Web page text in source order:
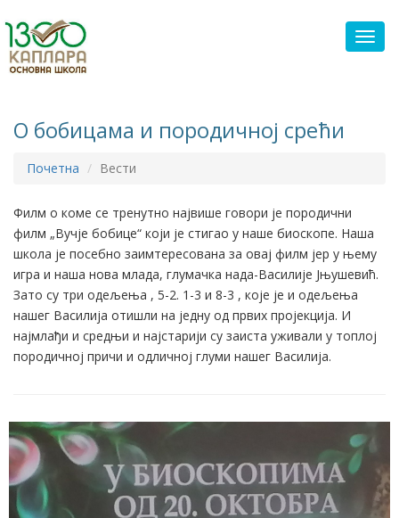
О бобицама и породичној срећи
Почетна Вести
Филм о коме се тренутно највише говори је породични
филм „Вучје бобице“ који је стигао у наше биоскопе. Наша
школа је посебно заимтересована за овај филм јер у њему
игра и наша нова млада, глумачка нада-Василије Јњушевић.
Зато су три одељења , 5-2. 1-3 и 8-3 , које је и одељења
нашег Василија отишли на једну од првих пројекција. И
најмлађи и средњи и најстарији су заиста уживали у топлој
породичној причи и одличној глуми нашег Василија.